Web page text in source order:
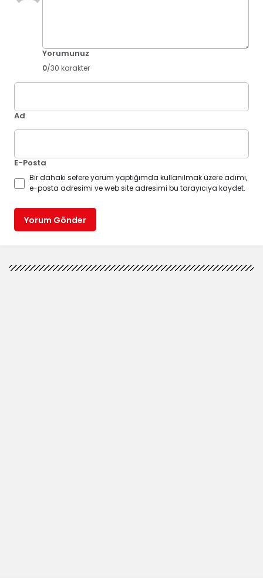
Yorumunuz
0/30 karakter
Ad
E-Posta
Bir dahaki sefere yorum yaptığımda kullanılmak üzere adımı,
e-posta adresimi ve web site adresimi bu tarayıcıya kaydet.
Yorum Gönder